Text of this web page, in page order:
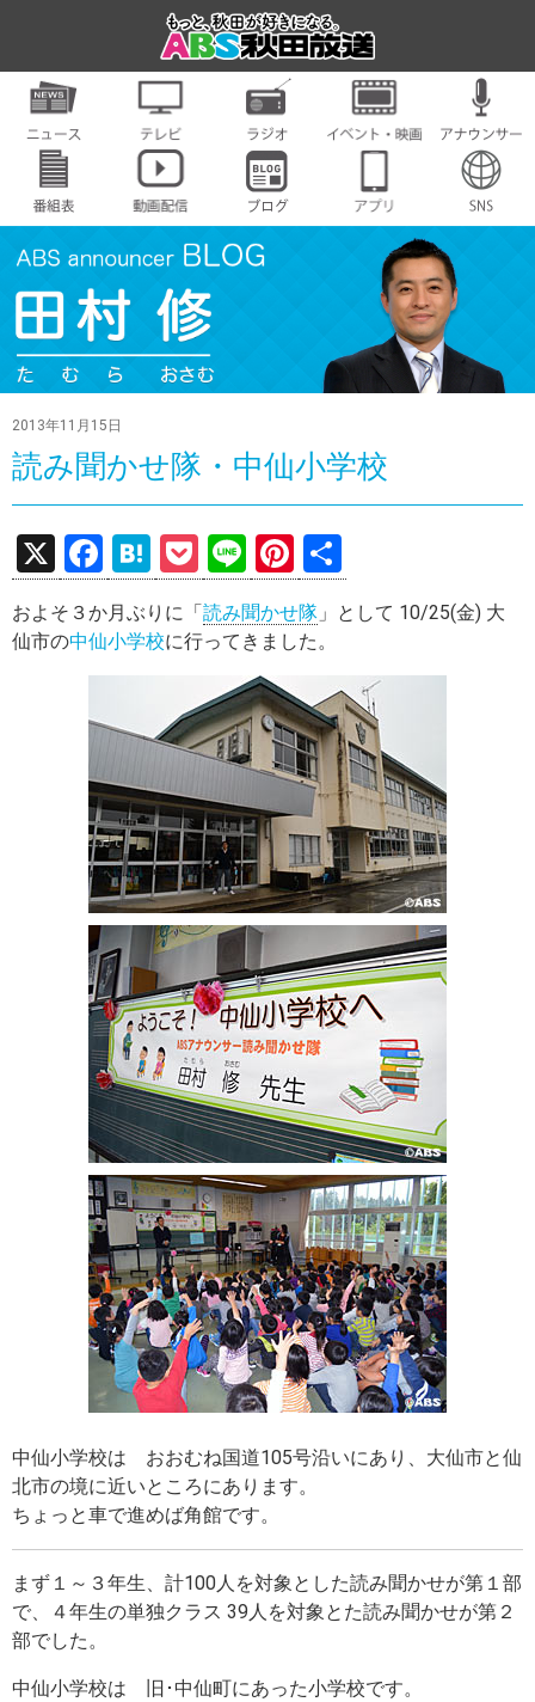
2013年11月15日
読み聞かせ隊・中仙小学校
X
F
a
ce
b
o
k
H
at
e
P
o
ck
Li
n
e
Pi
nt
er
t
有
およそ３か月ぶりに「 読み聞かせ隊 」として 10/25(金) 大
仙市の中仙小学校に行ってきました。
中仙小学校は おおむね国道105号沿いにあり、大仙市と仙
北市の境に近いところにあります。
ちょっと車で進めば角館です。
まず１～３年生、計100人を対象とした読み聞かせが第１部
で、４年生の単独クラス 39人を対象とた読み聞かせが第２
部でした。
中仙小学校は 旧･中仙町にあった小学校です。